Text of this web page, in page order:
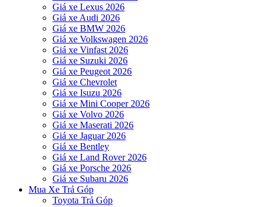
Giá xe Lexus 2026
Giá xe Audi 2026
Giá xe BMW 2026
Giá xe Volkswagen 2026
Giá xe Vinfast 2026
Giá xe Suzuki 2026
Giá xe Peugeot 2026
Giá xe Chevrolet
Giá xe Isuzu 2026
Giá xe Mini Cooper 2026
Giá xe Volvo 2026
Giá xe Maserati 2026
Giá xe Jaguar 2026
Giá xe Bentley
Giá xe Land Rover 2026
Giá xe Porsche 2026
Giá xe Subaru 2026
Mua Xe Trả Góp
Toyota Trả Góp